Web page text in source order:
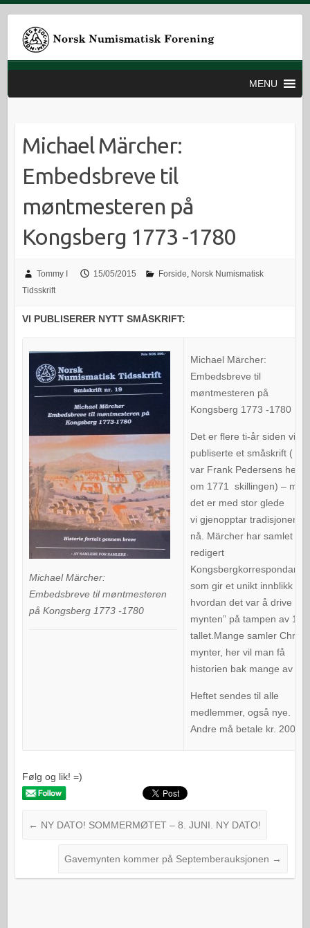
MENU
Michael Märcher:
Embedsbreve til
møntmesteren på
Kongsberg 1773 -1780
Tommy I 15/05/2015 Forside Norsk Numismatisk
Tidsskrift
VI PUBLISERER NYTT SMÅSKRIFT:
Michael Märcher:
Embedsbreve til møntmesteren
på Kongsberg 1773 -1780
Michael Märcher:
Embedsbreve til
møntmesteren på
Kongsberg 1773 -1780
Det er flere ti-år siden vi
publiserte et småskrift ( det
var Frank Pedersens hefte
om 1771 skillingen) – men
det er med stor glede
vi gjenopptar tradisjonen
nå. Märcher har samlet og
redigert
som gir et unikt innblikk i
hvordan det var å drive
mynten” på tampen av
tallet.Mange samler Chr.
mynter, her vil man få
historien bak mange av
Heftet sendes til alle
medlemmer, også nye.
Andre må betale kr. 200.
Følg og lik! =)
← NY DATO! SOMMERMØTET – 8. JUNI. NY DATO!
Gavemynten kommer på Septemberauksjonen →